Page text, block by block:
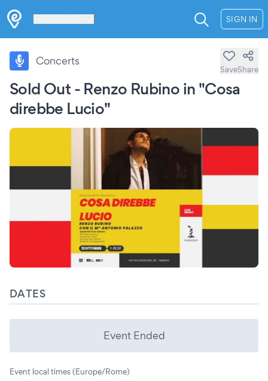
SIGN IN
Sold Out - Renzo Rubino in "Cosa
direbbe Lucio"
Concerts
SaveShare
DATES
Event Ended
Event local times (Europe/Rome)